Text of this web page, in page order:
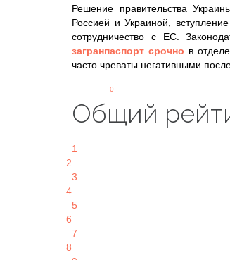
Решение правительства
Россией и Украиной,
сотрудничество с ЕС.
загранпаспорт срочно в
часто чреваты негативными
0
Общий
1
2
3
4
5
6
7
8